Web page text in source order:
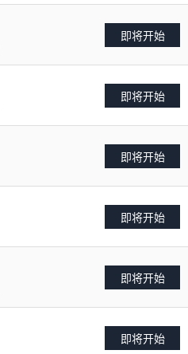
即将开始
即将开始
即将开始
即将开始
即将开始
即将开始